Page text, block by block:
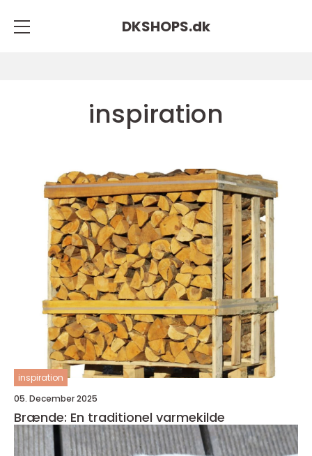
DKSHOPS.dk
inspiration
inspiration
05. December 2025
Brænde: En traditionel varmekilde